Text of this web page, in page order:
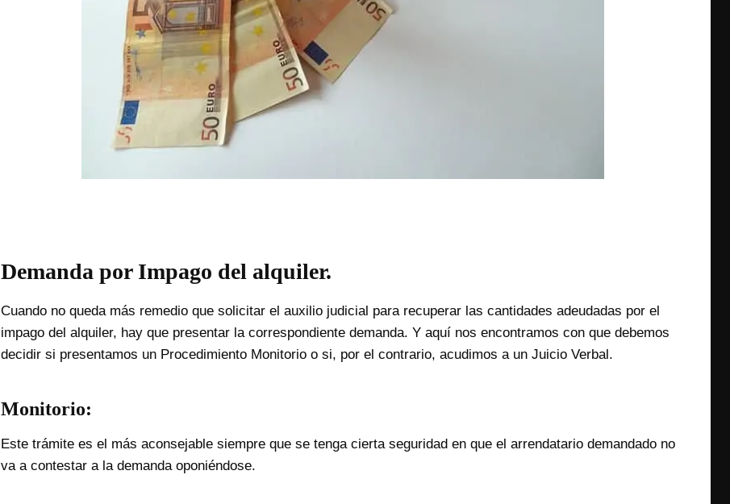
Demanda por Impago del alquiler.
Cuando no queda más remedio que solicitar el auxilio judicial para recuperar las cantidades adeudadas por el
impago del alquiler, hay que presentar la correspondiente demanda. Y aquí nos encontramos con que debemos
decidir si presentamos un Procedimiento Monitorio o si, por el contrario, acudimos a un Juicio Verbal.
Monitorio:
Este trámite es el más aconsejable siempre que se tenga cierta seguridad en que el arrendatario demandado no
va a contestar a la demanda oponiéndose.